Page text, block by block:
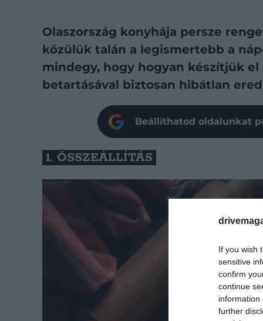
If you wish
sensitive
confirm
continue
information
further
Olaszország konyhája persze
közülük talán a legismertebb a
mindegy, hogy hogyan készítjük el
betartásával biztosan hibátlan
Beállíthatod oldalunkat
1. ÖSSZEÁLLÍTÁS